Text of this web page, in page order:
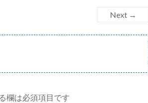
Next →
欄は必須項目です